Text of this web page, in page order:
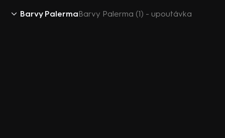
Barvy PalermaBarvy Palerma (1) - upoutávka